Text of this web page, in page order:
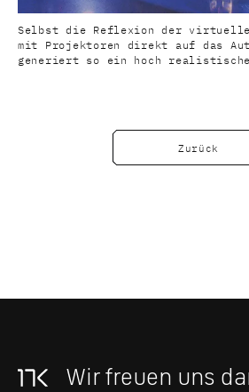
Selbst die Reflexion der virtuellen
mit Projektoren direkt auf das
generiert so ein hoch
Zurück
Wir freuen uns